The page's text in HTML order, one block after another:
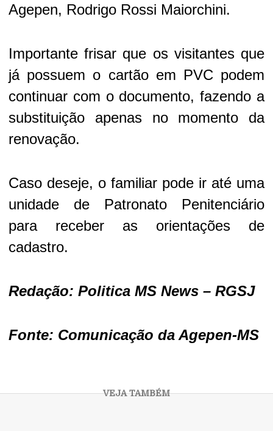
Agepen, Rodrigo Rossi Maiorchini.
Importante frisar que os visitantes que
já possuem o cartão em PVC podem
continuar com o documento, fazendo a
substituição apenas no momento da
renovação.
Caso deseje, o familiar pode ir até uma
unidade de Patronato Penitenciário
para receber as orientações de
cadastro.
Redação: Politica MS News – RGSJ
Fonte: Comunicação da Agepen-MS